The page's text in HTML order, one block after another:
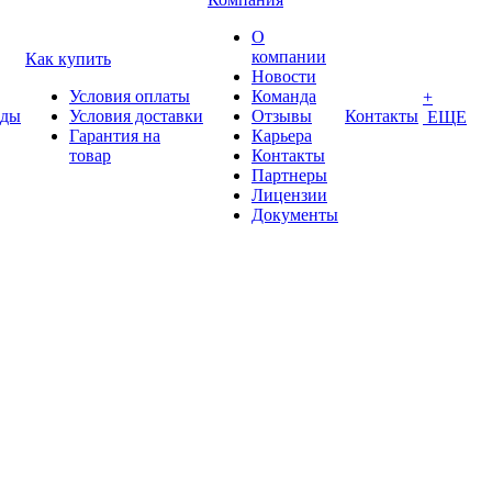
Как купить
Условия оплаты
Условия доставки
Гарантия на
товар
О
компании
Новости
Команда
Отзывы
Карьера
Контакты
Партнеры
Лицензии
Документы
Контакты
+
ЕЩЕ